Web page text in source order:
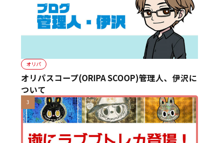
オリパ
オリパスコープ(ORIPA SCOOP)管理人、伊沢に
ついて